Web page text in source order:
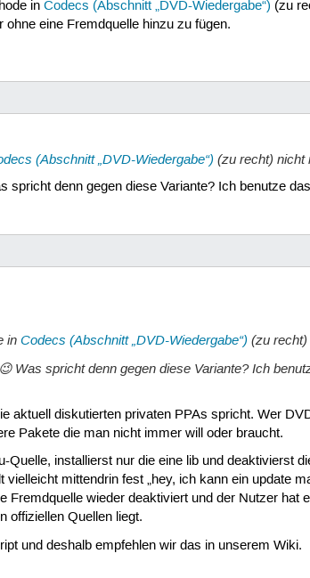
1.dsc« gespeichert [341/341]
unsigned source package (./
in libdvdcss-1.2.5
1.diff.gz
unknown-linux-gnu
unknown-linux-gnu
is sane... yes
yes
output... configure: error: C compiler
in Codecs (Abschnitt „DVD-Wiedergabe“) (zu
eine Fremdquelle hinzu zu fügen.
(Abschnitt „DVD-Wiedergabe“) (zu recht) nicht
spricht denn gegen diese Variante? Ich benutze
inCodecs (Abschnitt „DVD-Wiedergabe“) (zu
Was spricht denn gegen diese Variante? Ich
aktuell diskutierten privaten PPAs spricht. Wer
Pakete die man nicht immer will oder braucht.
Quelle, installierst nur die eine lib und deaktivierst
vielleicht mittendrin fest „hey, ich kann ein update
Fremdquelle wieder deaktiviert und der Nutzer
offiziellen Quellen liegt.
und deshalb empfehlen wir das in unserem Wiki.